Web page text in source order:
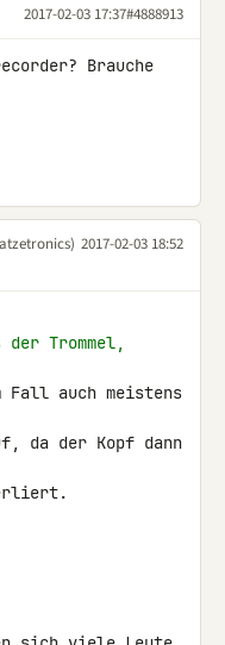
2017-02-03 17:37#4888913
Brauche
2017-02-03 18:52
Trommel,
Fall auch meistens
da der Kopf dann